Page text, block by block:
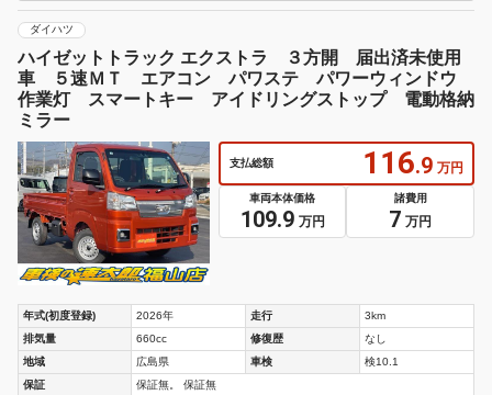
ダイハツ
ハイゼットトラック エクストラ ３方開 届出済未使用
車 ５速ＭＴ エアコン パワステ パワーウィンドウ
作業灯 スマートキー アイドリングストップ 電動格納
ミラー
支払総額 116.9 万円
車両本体価格
109.9 万円
諸費用
7 万円
年式(初度登録) 2026年 走行
3km
排気量
660cc 修復歴
なし
地域
広島県 車検
検10.1
保証
保証無。 保証無